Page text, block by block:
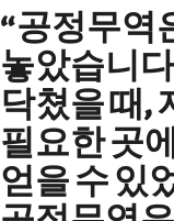
“공정무역
놓았습니
닥쳤을 때,
필요한 곳
얻을 수 있